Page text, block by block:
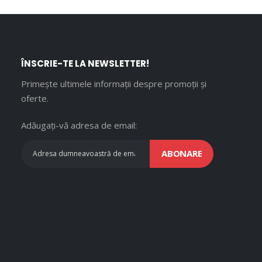
ÎNSCRIE-TE LA NEWSLETTER!
Primește ultimele informații despre promoții și
oferte.
Adăugați-vă adresa de email:
ABONARE